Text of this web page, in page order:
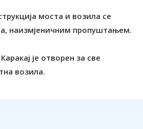
моста и возила се
наизмјеничним пропуштањем.
је отворен за све
возила.